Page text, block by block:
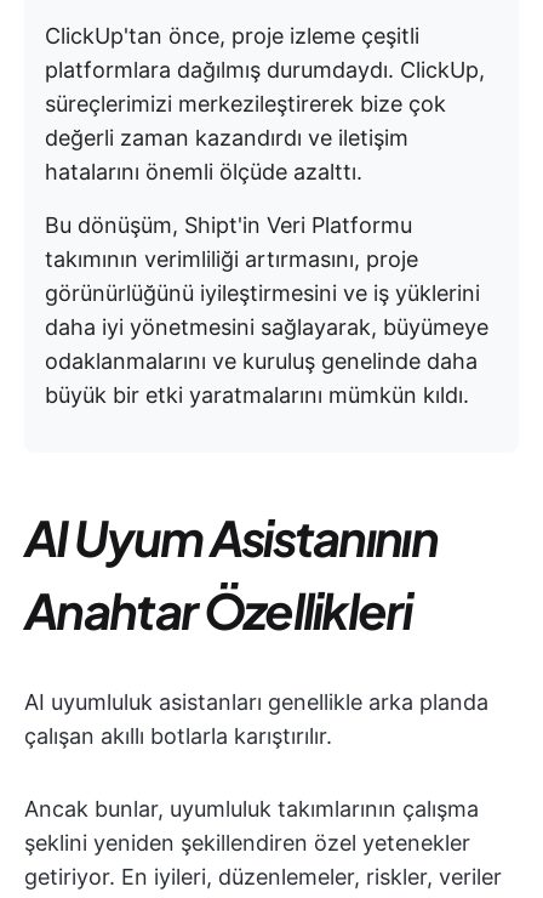
ClickUp'tan önce, proje izleme çeşitli
platformlara dağılmış durumdaydı. ClickUp,
süreçlerimizi merkezileştirerek bize çok
değerli zaman kazandırdı ve iletişim
hatalarını önemli ölçüde azalttı.
Bu dönüşüm, Shipt'in Veri Platformu
takımının verimliliği artırmasını, proje
görünürlüğünü iyileştirmesini ve iş yüklerini
daha iyi yönetmesini sağlayarak, büyümeye
odaklanmalarını ve kuruluş genelinde daha
büyük bir etki yaratmalarını mümkün kıldı.
AI Uyum Asistanının
Anahtar Özellikleri
AI uyumluluk asistanları genellikle arka planda
çalışan akıllı botlarla karıştırılır.
Ancak bunlar, uyumluluk takımlarının çalışma
şeklini yeniden şekillendiren özel yetenekler
getiriyor. En iyileri, düzenlemeler, riskler, veriler